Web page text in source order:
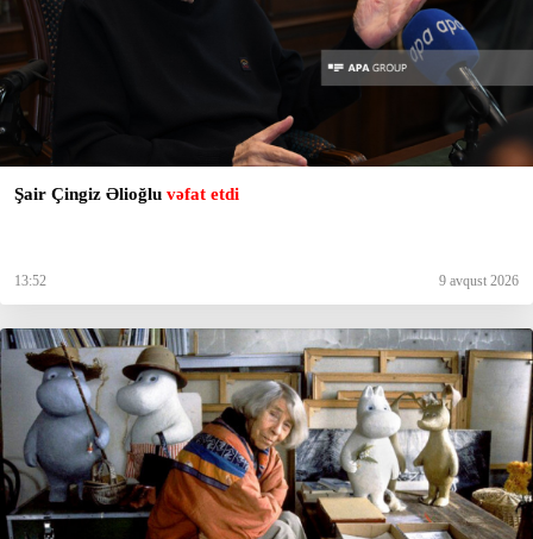
Şair Çingiz Əlioğlu vəfat etdi
13:52 9 avqust 2026